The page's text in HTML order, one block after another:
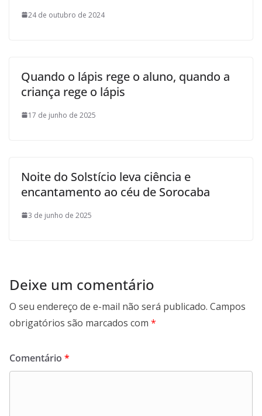
24 de outubro de 2024
Quando o lápis rege o aluno, quando a
criança rege o lápis
17 de junho de 2025
Noite do Solstício leva ciência e
encantamento ao céu de Sorocaba
3 de junho de 2025
Deixe um comentário
O seu endereço de e-mail não será publicado. Campos
obrigatórios são marcados com *
Comentário *